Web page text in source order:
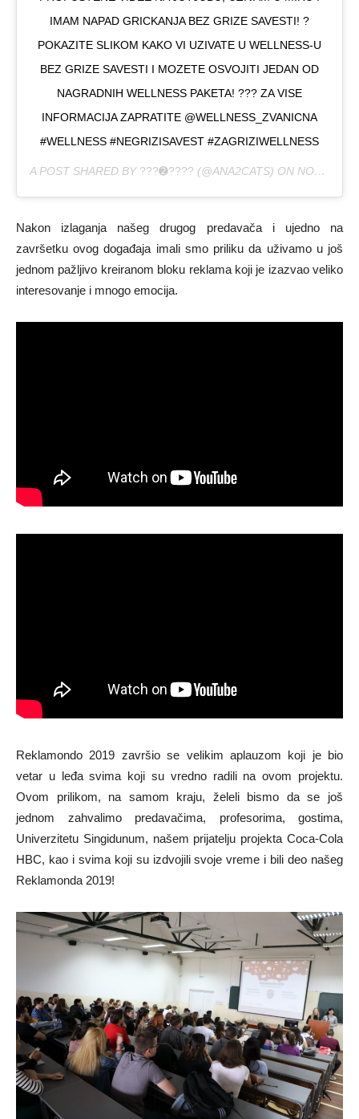
IMAM NAPAD GRICKANJA BEZ GRIZE SAVESTI! ?
POKAZITE SLIKOM KAKO VI UZIVATE U WELLNESS-U
BEZ GRIZE SAVESTI I MOZETE OSVOJITI JEDAN OD
NAGRADNIH WELLNESS PAKETA! ??? ZA VISE
INFORMACIJA ZAPRATITE @WELLNESS_ZVANICNA
#WELLNESS #NEGRIZISAVEST #ZAGRIZIWELLNESS
A POST SHARED BY ???➋???? (@ANA2CATS) ON NOV 27, 2018 AT 8:07AM PST
Nakon izlaganja našeg drugog predavača i ujedno na
završetku ovog događaja imali smo priliku da uživamo u još
jednom pažljivo kreiranom bloku reklama koji je izazvao veliko
interesovanje i mnogo emocija.
Reklamondo 2019 završio se velikim aplauzom koji je bio
vetar u leđa svima koji su vredno radili na ovom projektu.
Ovom prilikom, na samom kraju, želeli bismo da se još
jednom zahvalimo predavačima, profesorima, gostima,
Univerzitetu Singidunum, našem prijatelju projekta Coca-Cola
HBC, kao i svima koji su izdvojili svoje vreme i bili deo našeg
Reklamonda 2019!